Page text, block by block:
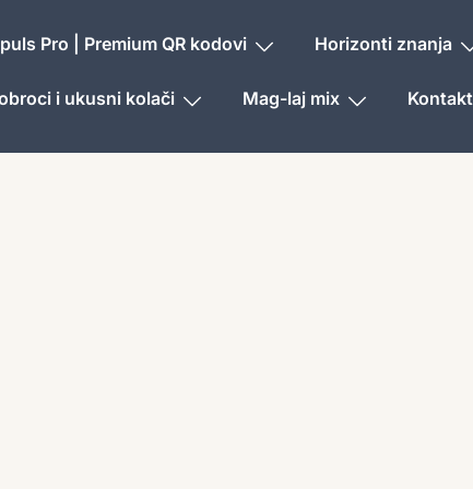
Pro | Premium QR kodovi Horizonti znanja
i ukusni kolači Mag-laj mix Kontakt